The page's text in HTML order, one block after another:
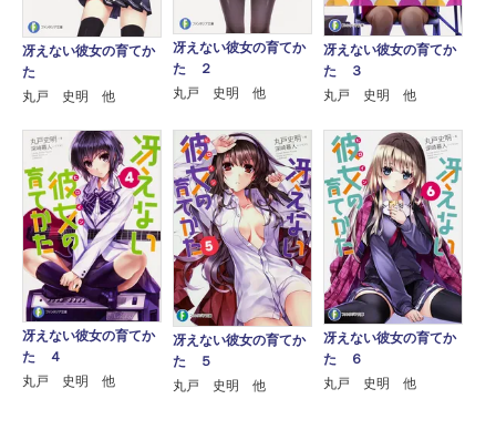
冴えない彼女の育てか
た
丸戸 史明 他
冴えない彼女の育てか
た ２
丸戸 史明 他
冴えない彼女の育てか
た ３
丸戸 史明 他
冴えない彼女の育てか
た ４
丸戸 史明 他
冴えない彼女の育てか
た ５
丸戸 史明 他
冴えない彼女の育てか
た ６
丸戸 史明 他